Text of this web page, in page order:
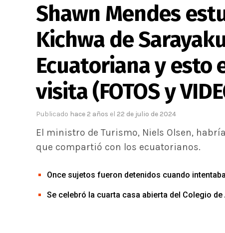
Shawn Mendes
Kichwa de
Ecuatoriana y esto
visita (FOTOS y
Publicado hace 2 años el 22 de julio de 2024
El ministro de Turismo, Niels Olsen,
que compartió con los ecuatorianos.
Once sujetos fueron detenidos cuando
Se celebró la cuarta casa abierta del Colegio de